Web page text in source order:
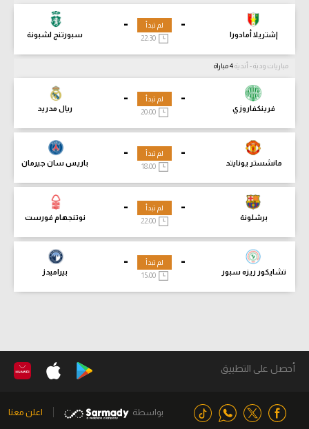
-
إشتريلا أمادورا
-
سبورتنج لشبونة
لم تبدأ
مباريات ودية - أندية
-
فرينكفاروزي
-
ريال مدريد
لم تبدأ
-
مانشستر يونايتد
-
باريس سان جيرمان
لم تبدأ
18:00
-
برشلونة
-
نوتنجهام فورست
لم تبدأ
-
تشايكور ريزه سبور
-
بيراميدز
لم تبدأ
15:00
أحصل على التطبيق
بواسطة اعلن معنا